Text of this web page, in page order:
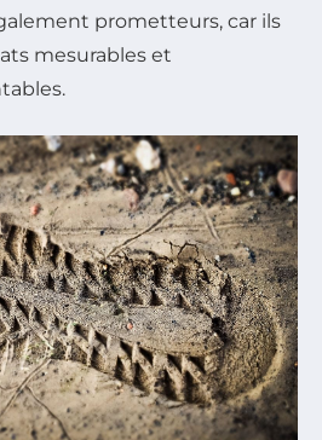
prometteurs, car ils
mesurables et